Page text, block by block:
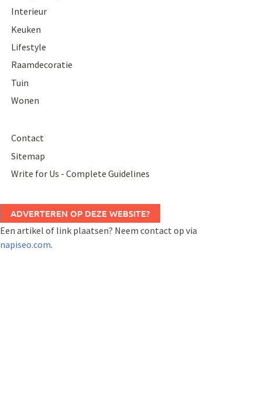
Interieur
Keuken
Lifestyle
Raamdecoratie
Tuin
Wonen
Contact
Sitemap
Write for Us - Complete Guidelines
ADVERTEREN OP DEZE WEBSITE?
Een artikel of link plaatsen? Neem contact op via
napiseo.com.